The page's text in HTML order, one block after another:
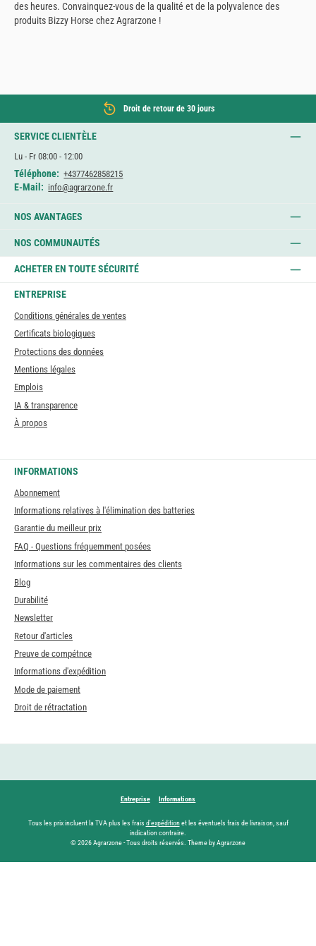
des heures. Convainquez-vous de la qualité et de la polyvalence des
produits Bizzy Horse chez Agrarzone !
Droit de retour de 30 jours
SERVICE CLIENTÈLE
Lu - Fr 08:00 - 12:00
Téléphone: +4377462858215
E-Mail: info@agrarzone.fr
NOS AVANTAGES
NOS COMMUNAUTÉS
ACHETER EN TOUTE SÉCURITÉ
ENTREPRISE
Conditions générales de ventes
Certificats biologiques
Protections des données
Mentions légales
Emplois
IA & transparence
À propos
INFORMATIONS
Abonnement
Informations relatives à l'élimination des batteries
Garantie du meilleur prix
FAQ - Questions fréquemment posées
Informations sur les commentaires des clients
Blog
Durabilité
Newsletter
Retour d'articles
Preuve de compétnce
Informations d'expédition
Mode de paiement
Droit de rétractation
Entreprise Informations
Tous les prix incluent la TVA plus les frais d'expéditionet les éventuels frais de livraison, sauf
indication contraire.
© 2026 Agrarzone - Tous droits réservés. Theme by Agrarzone